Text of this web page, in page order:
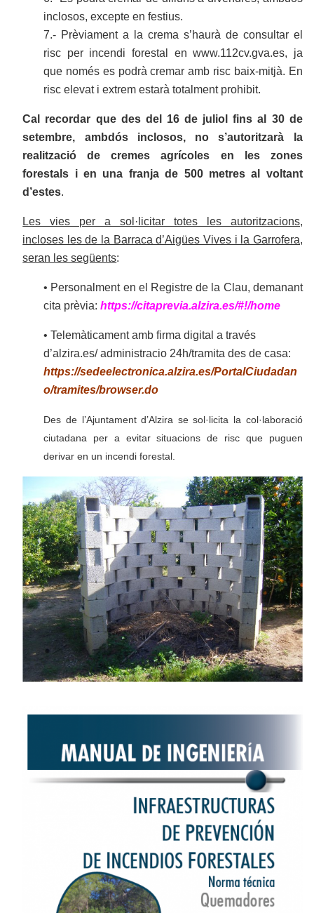
inclosos, excepte en festius.
7.- Prèviament a la crema s’haurà de consultar el
risc per incendi forestal en www.112cv.gva.es, ja
que només es podrà cremar amb risc baix-mitjà. En
risc elevat i extrem estarà totalment prohibit.
Cal recordar que des del 16 de juliol fins al 30 de
setembre, ambdós inclosos, no s’autoritzarà la
realització de cremes agrícoles en les zones
forestals i en una franja de 500 metres al voltant
d’estes.
Les vies per a sol·licitar totes les autoritzacions,
incloses les de la Barraca d’Aigües Vives i la Garrofera,
seran les següents:
• Personalment en el Registre de la Clau, demanant
cita prèvia:https://citaprevia.alzira.es/#!/home
• Telemàticament amb firma digital a través
d’alzira.es/ administracio 24h/tramita des de casa:
https://sedeelectronica.alzira.es/PortalCiudadan
o/tramites/browser.do
Des de l’Ajuntament d’Alzira se sol·licita la col·laboració
ciutadana per a evitar situacions de risc que puguen
derivar en un incendi forestal.